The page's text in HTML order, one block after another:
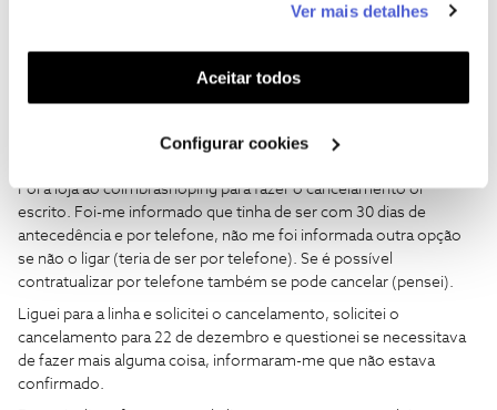
funcionalidades (cookies de personalização e
funcionalidade) e adaptar anúncios aos seus interesses
(cookies de publicidade personalizada). Pode gerir a
utilização dos cookies clicando em "Configurar
Ver mais detalhes
Aceitar todos
Configurar cookies
Caro@Mário P.
Para mim o contrato está resolvido desde o contacto de dia
Foi à loja ao coimbrashoping para fazer o cancelamento or
escrito. Foi-me informado que tinha de ser com 30 dias de
antecedência e por telefone, não me foi informada outra opção
se não o ligar (teria de ser por telefone). Se é possível
contratualizar por telefone também se pode cancelar (pensei).
Liguei para a linha e solicitei o cancelamento, solicitei o
cancelamento para 22 de dezembro e questionei se necessitava
de fazer mais alguma coisa, informaram-me que não estava
confirmado.